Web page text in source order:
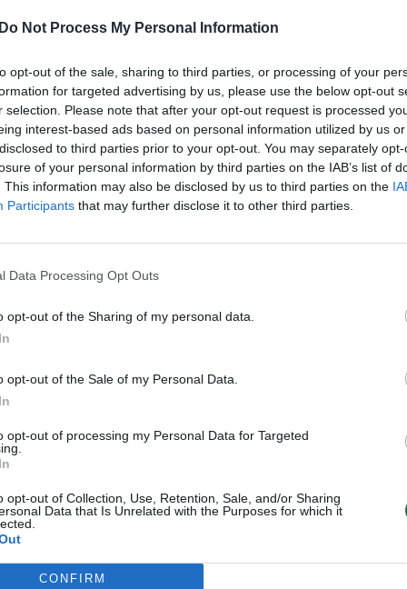
Do Not Process My Personal Information
opt-out of the sale, sharing to third parties, or processing of your
for targeted advertising by us, please use the below opt-out
selection. Please note that after your opt-out request is processed
interest-based ads based on personal information utilized by us
to third parties prior to your opt-out. You may separately
of your personal information by third parties on the IAB’s list of
This information may also be disclosed by us to third parties on the
Participants that may further disclose it to other third parties.
Data Processing Opt Outs
opt-out of the Sharing of my personal data.
opt-out of the Sale of my Personal Data.
opt-out of processing my Personal Data for Targeted
opt-out of Collection, Use, Retention, Sale, and/or Sharing
Data that Is Unrelated with the Purposes for which it
CONFIRM
stebi ir lrytas.lt žurnalistai. Kviečiame
laukia rezultatų savo štabuose, kokios vyrauja
rinkimų štabas Vilniaus miesto savivaldybė
diskusija: Rusija – Europos šeimos narė?
pavojingą įprotį: tą daro daugiau nei pusė
pradinukų